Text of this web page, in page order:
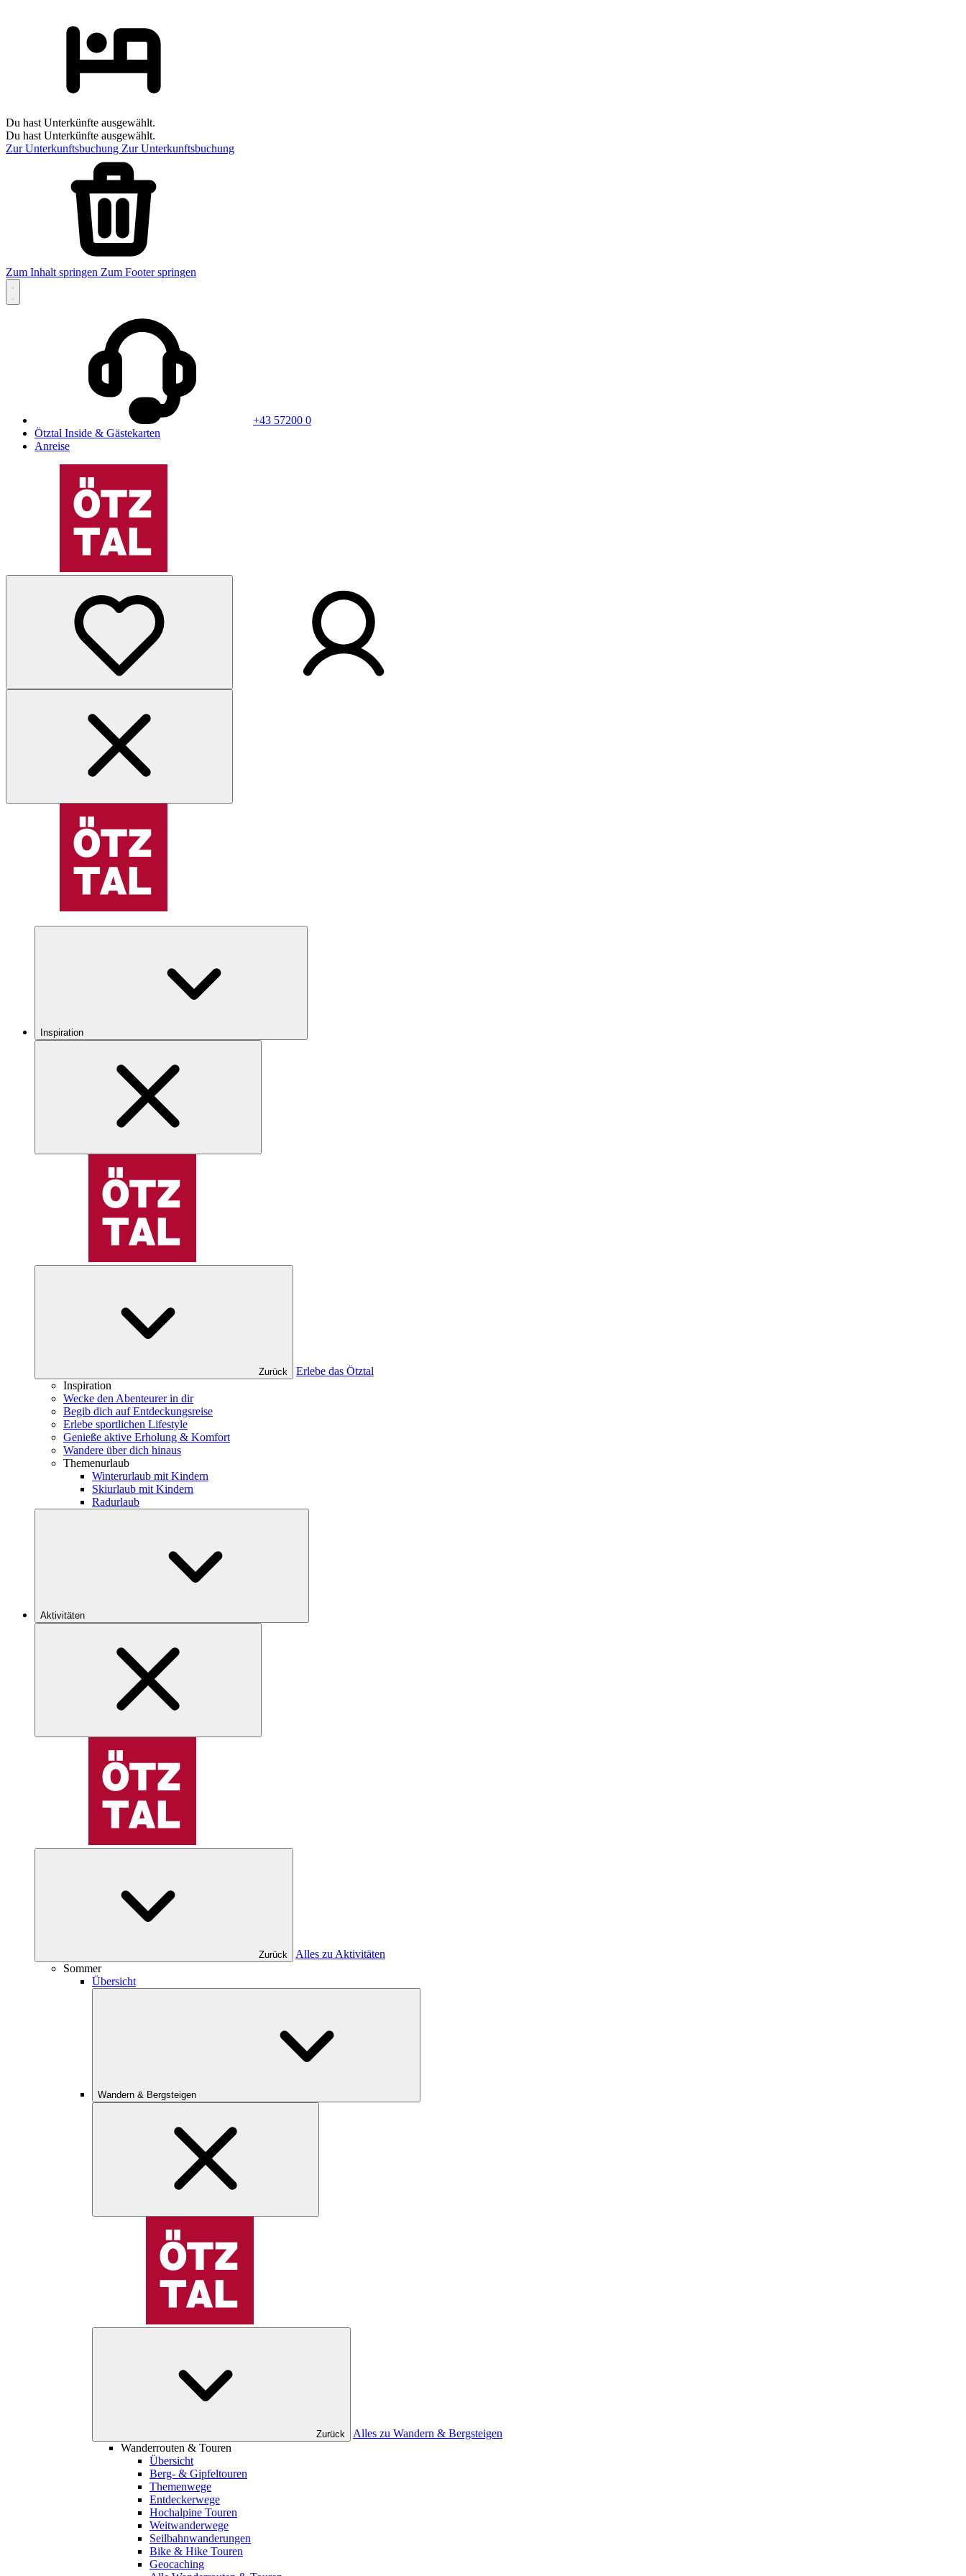
Du hast Unterkünfte ausgewählt.
Du hast Unterkünfte ausgewählt.
Zur Unterkunftsbuchung Zur Unterkunftsbuchung
Zum Inhalt springen Zum Footer springen
+43 57200 0
Ötztal Inside & Gästekarten
Anreise
Inspiration
Zurück
Erlebe das Ötztal
Inspiration
Wecke den Abenteurer in dir
Begib dich auf Entdeckungsreise
Erlebe sportlichen Lifestyle
Genieße aktive Erholung & Komfort
Wandere über dich hinaus
Themenurlaub
Winterurlaub mit Kindern
Skiurlaub mit Kindern
Radurlaub
Aktivitäten
Zurück
Alles zu Aktivitäten
Sommer
Übersicht
Wandern & Bergsteigen
Zurück
Alles zu Wandern & Bergsteigen
Wanderrouten & Touren
Übersicht
Berg- & Gipfeltouren
Themenwege
Entdeckerwege
Hochalpine Touren
Weitwanderwege
Seilbahnwanderungen
Bike & Hike Touren
Geocaching